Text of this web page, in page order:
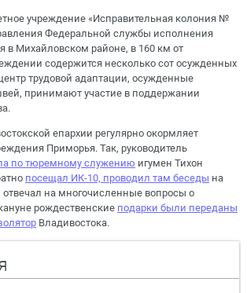
учреждение «Исправительная колония №
Федеральной службы исполнения
в Михайловском районе, в 160 км от
содержится несколько сот осужденных
трудовой адаптации, осужденные
принимают участие в поддержании
епархии регулярно окормляет
Приморья. Так, руководитель
по тюремному служению игумен Тихон
посещал ИК-10, проводил там беседы на
на многочисленные вопросы о
рождественские подарки были переданы
Владивостока.